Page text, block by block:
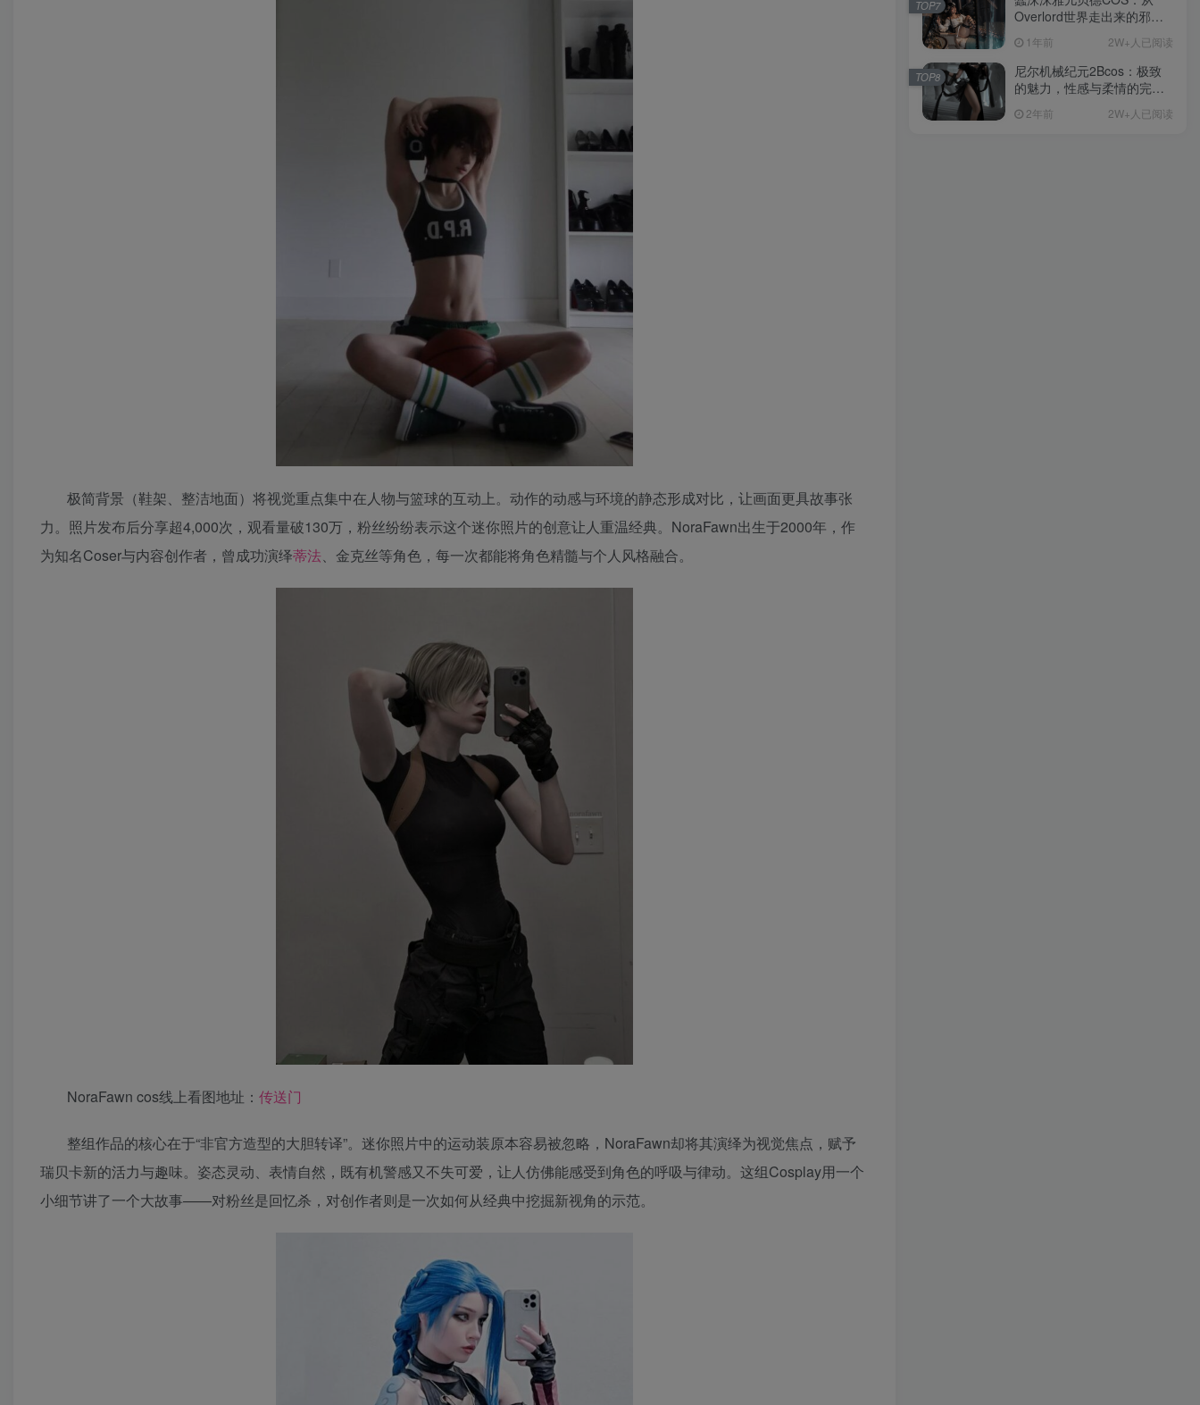
极简背景（鞋架、整洁地面）将视觉重点集中在人物与篮球的互动上。动作的动感与环境的静态形成对比，让画面更具故事张
力。照片发布后分享超4,000次，观看量破130万，粉丝纷纷表示这个迷你照片的创意让人重温经典。NoraFawn出生于2000年，作
为知名Coser与内容创作者，曾成功演绎蒂法、金克丝等角色，每一次都能将角色精髓与个人风格融合。
NoraFawn cos线上看图地址： 传送门
整组作品的核心在于“非官方造型的大胆转译”。迷你照片中的运动装原本容易被忽略，NoraFawn却将其演绎为视觉焦点，赋予
瑞贝卡新的活力与趣味。姿态灵动、表情自然，既有机警感又不失可爱，让人仿佛能感受到角色的呼吸与律动。这组Cosplay用一个
小细节讲了一个大故事——对粉丝是回忆杀，对创作者则是一次如何从经典中挖掘新视角的示范。
Overlord世界走出来的邪魅
1年前 2W+人已阅读
TOP7
尼尔机械纪元2Bcos：极致
的魅力，性感与柔情的完美
2年前 2W+人已阅读
TOP8
Overlord世界走出来的邪魅
1年前 2W+人已阅读
TOP7
尼尔机械纪元2Bcos：极致
的魅力，性感与柔情的完美
2年前 2W+人已阅读
TOP8